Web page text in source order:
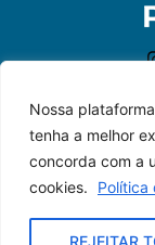
Nossa
tenha a melhor
concorda com a
cookies.
Política
REJEITAR
© 2023 –
direitos